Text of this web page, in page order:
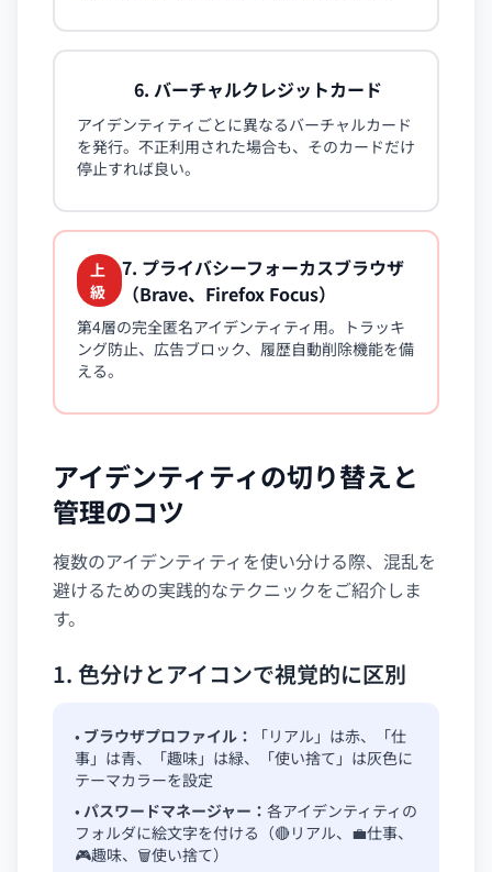
6. バーチャルクレジットカード
アイデンティティごとに異なるバーチャルカード
を発行。不正利用された場合も、そのカードだけ
停止すれば良い。
上
級
7. プライバシーフォーカスブラウザ
（Brave、Firefox Focus）
第4層の完全匿名アイデンティティ用。トラッキ
ング防止、広告ブロック、履歴自動削除機能を備
える。
アイデンティティの切り替えと
管理のコツ
複数のアイデンティティを使い分ける際、混乱を
避けるための実践的なテクニックをご紹介しま
す。
1. 色分けとアイコンで視覚的に区別
• ブラウザプロファイル：
「リアル」は赤、「仕
事」は青、「趣味」は緑、「使い捨て」は灰色に
テーマカラーを設定
• パスワードマネージャー： 各アイデンティティの
フォルダに絵文字を付ける（🔴リアル、💼仕事、
🎮趣味、🗑️使い捨て）